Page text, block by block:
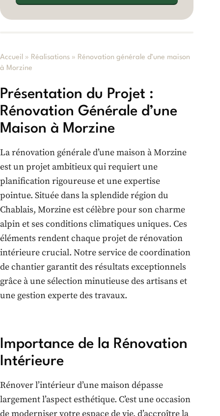
Accueil » Réalisations » Rénovation générale d’une maison
à Morzine
Présentation du Projet :
Rénovation Générale d’une
Maison à Morzine
La rénovation générale d’une maison à Morzine
est un projet ambitieux qui requiert une
planification rigoureuse et une expertise
pointue. Située dans la splendide région du
Chablais, Morzine est célèbre pour son charme
alpin et ses conditions climatiques uniques. Ces
éléments rendent chaque projet de rénovation
intérieure crucial. Notre service de coordination
de chantier garantit des résultats exceptionnels
grâce à une sélection minutieuse des artisans et
une gestion experte des travaux.
Importance de la Rénovation
Intérieure
Rénover l’intérieur d’une maison dépasse
largement l’aspect esthétique. C’est une occasion